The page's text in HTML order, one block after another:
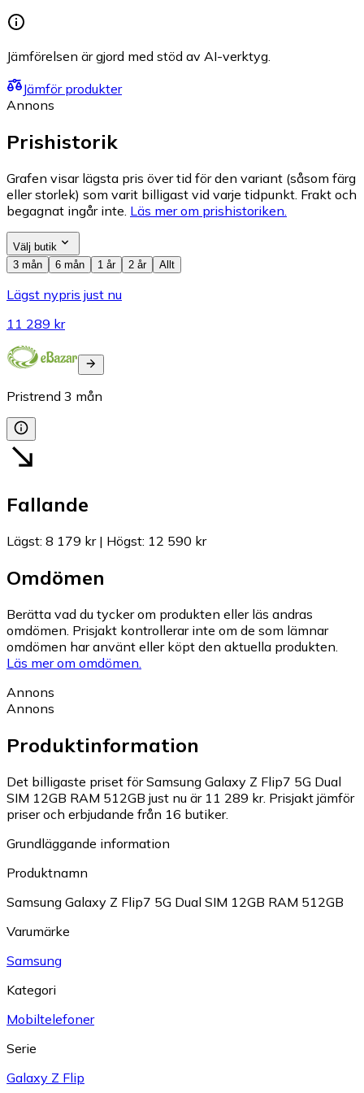
Jämförelsen är gjord med stöd av AI-verktyg.
Jämför produkter
Annons
Prishistorik
Grafen visar lägsta pris över tid för den variant (såsom färg
eller storlek) som varit billigast vid varje tidpunkt. Frakt och
begagnat ingår inte. Läs mer om prishistoriken.
Välj butik
3 mån
6 mån 1 år 2 år Allt
Lägst nypris just nu
11 289 kr
Pristrend 3 mån
Fallande
Lägst: 8 179 kr| Högst: 12 590 kr
Omdömen
Berätta vad du tycker om produkten eller läs andras
omdömen. Prisjakt kontrollerar inte om de som lämnar
omdömen har använt eller köpt den aktuella produkten.
Läs mer om omdömen.
Annons
Annons
Produktinformation
Det billigaste priset för Samsung Galaxy Z Flip7 5G Dual
SIM 12GB RAM 512GB just nu är 11 289 kr. Prisjakt jämför
priser och erbjudande från 16 butiker.
Grundläggande information
Produktnamn
Samsung Galaxy Z Flip7 5G Dual SIM 12GB RAM 512GB
Varumärke
Samsung
Kategori
Mobiltelefoner
Serie
Galaxy Z Flip